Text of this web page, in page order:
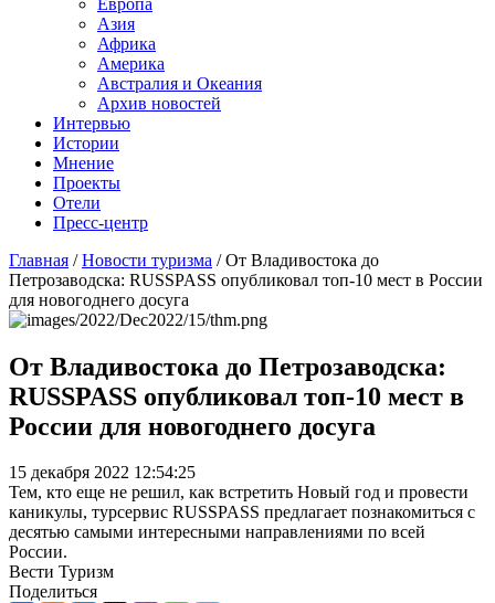
Азия
Африка
Америка
Австралия и Океания
Архив новостей
Интервью
Истории
Мнение
Проекты
Отели
Пресс-центр
Главная /Новости туризма /От Владивостока до
Петрозаводска: RUSSPASS опубликовал топ-10 мест в России
для новогоднего досуга
От Владивостока до Петрозаводска:
RUSSPASS опубликовал топ-10 мест в
России для новогоднего досуга
15 декабря 2022 12:54:25
Тем, кто еще не решил, как встретить Новый год и провести
каникулы, турсервис RUSSPASS предлагает познакомиться с
десятью самыми интересными направлениями по всей
России.
Вести Туризм
Поделиться